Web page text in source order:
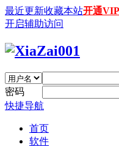
最近更新收藏本站开通VIP
开启辅助访问
密码
快捷导航
首页
软件